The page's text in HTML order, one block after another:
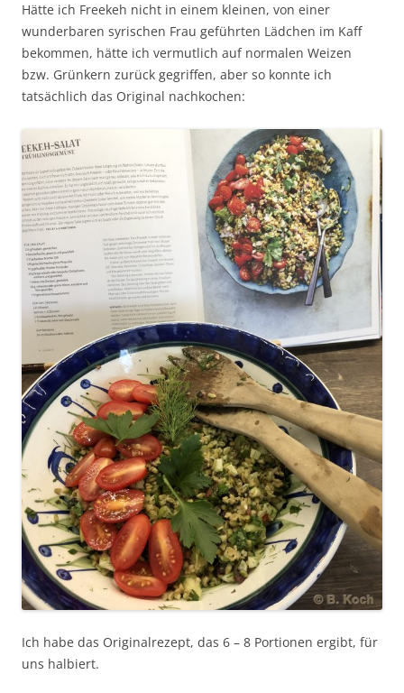
Hätte ich Freekeh nicht in einem kleinen, von einer
wunderbaren syrischen Frau geführten Lädchen im Kaff
bekommen, hätte ich vermutlich auf normalen Weizen
bzw. Grünkern zurück gegriffen, aber so konnte ich
tatsächlich das Original nachkochen:
Ich habe das Originalrezept, das 6 – 8 Portionen ergibt, für
uns halbiert.